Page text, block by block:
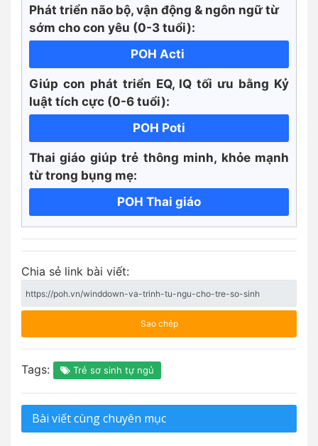
Phát triển não bộ, vận động & ngôn ngữ từ
sớm cho con yêu (0-3 tuổi):
POH Acti
Giúp con phát triển EQ, IQ tối ưu bằng Kỷ
luật tích cực (0-6 tuổi):
POH Poti
Thai giáo giúp trẻ thông minh, khỏe mạnh
từ trong bụng mẹ:
POH Thai giáo
Chia sẻ link bài viết:
Sao chép
Tags: Trẻ sơ sinh tự ngủ
Bài viết cùng chuyên mục